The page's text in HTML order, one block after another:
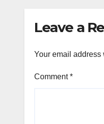
Leave a
Your email
Comment*